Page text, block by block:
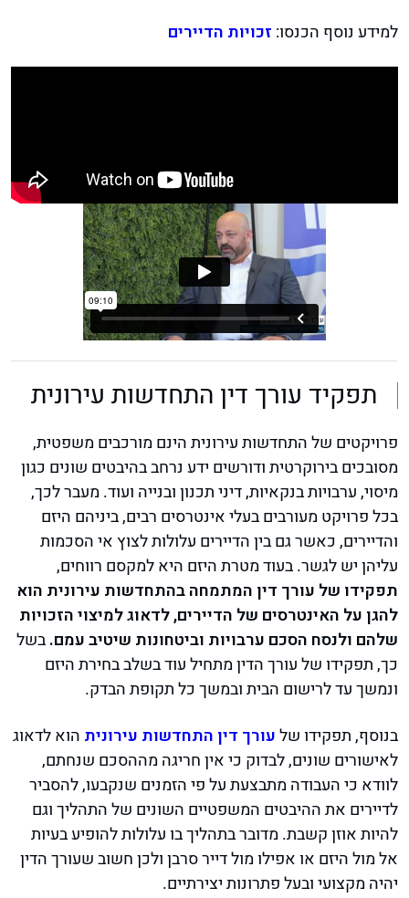
למידע נוסף הכנסו: זכויות הדיירים
תפקיד עורך דין התחדשות עירונית
פרויקטים של התחדשות עירונית הינם מורכבים משפטית,
מסובכים בירוקרטית ודורשים ידע נרחב בהיבטים שונים כגון
מיסוי, ערבויות בנקאיות, דיני תכנון ובנייה ועוד. מעבר לכך,
בכל פרויקט מעורבים בעלי אינטרסים רבים, ביניהם היזם
והדיירים, כאשר גם בין הדיירים עלולות לצוץ אי הסכמות
עליהן יש לגשר. בעוד מטרת היזם היא למקסם רווחים,
תפקידו של עורך דין המתמחה בהתחדשות עירונית הוא
להגן על האינטרסים של הדיירים, לדאוג למיצוי הזכויות
שלהם ולנסח הסכם ערבויות וביטחונות שיטיב עמם.בשל
כך, תפקידו של עורך הדין מתחיל עוד בשלב בחירת היזם
ונמשך עד לרישום הבית ובמשך כל תקופת הבדק.
בנוסף, תפקידו שלעורך דין התחדשות עירונית הוא לדאוג
לאישורים שונים, לבדוק כי אין חריגה מההסכם שנחתם,
לוודא כי העבודה מתבצעת על פי הזמנים שנקבעו, להסביר
לדיירים את ההיבטים המשפטיים השונים של התהליך וגם
להיות אוזן קשבת. מדובר בתהליך בו עלולות להופיע בעיות
אל מול היזם או אפילו מול דייר סרבן ולכן חשוב שעורך הדין
יהיה מקצועי ובעל פתרונות יצירתיים.